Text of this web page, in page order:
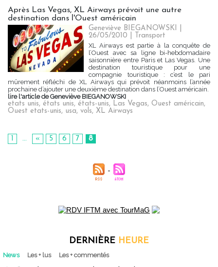
Après Las Vegas, XL Airways prévoit une autre
destination dans l'Ouest américain
Geneviève BIEGANOWSKI |
26/05/2010
Transport
XL Airways est partie à la conquête de
l’Ouest avec sa ligne bi-hebdomadaire
saisonnière entre Paris et Las Vegas. Une
destination touristique pour une
compagnie touristique : c’est le pari
mûrement réfléchi de XL Airways qui prévoit néanmoins l’année
prochaine d’ajouter une deuxième destination dans l’Ouest américain.
lire l'article de Geneviève BIEGANOWSKI
etats unis, états unis, états-unis, Las Vegas, Ouest américain,
Ouest etats-unis, usa, vols, XL Airways
1 ... « 5 6 7 8
DERNIÈRE HEURE
News Les + lus Les + commentés